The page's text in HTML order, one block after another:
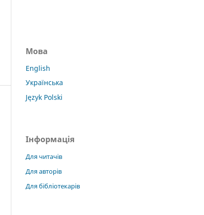
Мова
English
Українська
Język Polski
Інформація
Для читачів
Для авторів
Для бібліотекарів